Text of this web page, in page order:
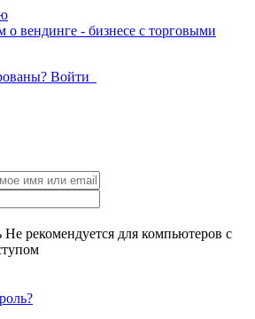
Войти
Не рекомендуется для компьютеров с